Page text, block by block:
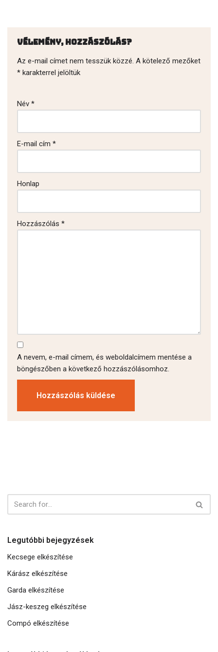
Vélemény, hozzászólás?
Az e-mail címet nem tesszük közzé. A kötelező mezőket
* karakterrel jelöltük
Név *
E-mail cím *
Honlap
Hozzászólás *
A nevem, e-mail címem, és weboldalcímem mentése a
böngészőben a következő hozzászólásomhoz.
Legutóbbi bejegyzések
Kecsege elkészítése
Kárász elkészítése
Garda elkészítése
Jász-keszeg elkészítése
Compó elkészítése